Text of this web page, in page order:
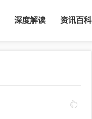
深度解读 资讯百科